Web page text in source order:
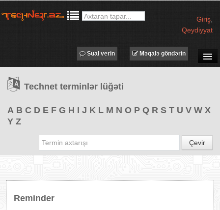
Giriş
Qeydiyyat
TƏDBİRLƏR
PROQRAMLAR
Məqalə göndərin
Sual verin
Technet terminlər lüğəti
A B C D E F G H I J K L M N O P Q R S T U V W X
Y Z
Çevir
Reminder